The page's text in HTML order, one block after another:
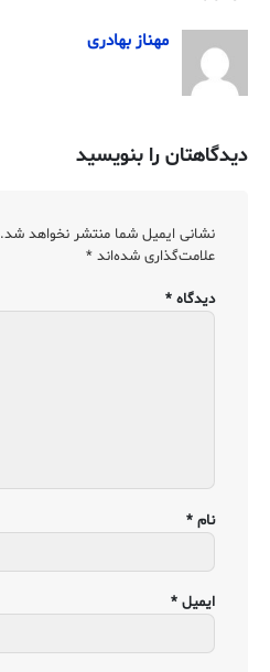
مهناز بهادری
دیدگاهتان را بنویسید
نشانی ایمیل شما منتشر نخواهد شد.
علامت‌گذاری شده‌اند *
دیدگاه *
نام *
ایمیل *